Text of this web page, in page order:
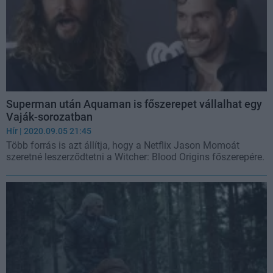
Superman után Aquaman is főszerepet vállalhat egy
Vaják-sorozatban
Hír | 2020.09.05 21:45
Több forrás is azt állítja, hogy a Netflix Jason Momoát
szeretné leszerződtetni a Witcher: Blood Origins főszerepére.